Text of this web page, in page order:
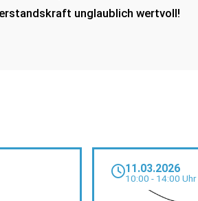
unglaublich wertvoll!
11.03.2026
10:00 - 14:00 Uhr